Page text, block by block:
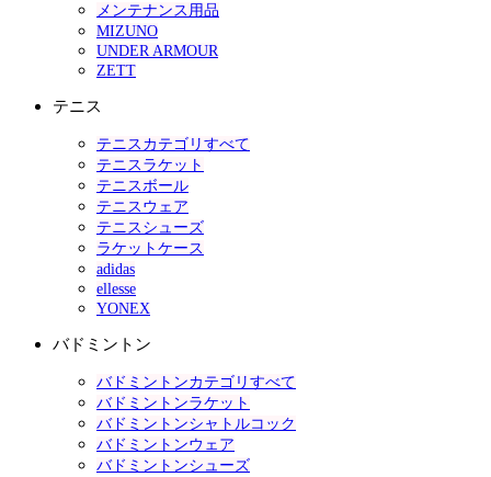
メンテナンス用品
MIZUNO
UNDER ARMOUR
ZETT
テニス
テニスカテゴリすべて
テニスラケット
テニスボール
テニスウェア
テニスシューズ
ラケットケース
adidas
ellesse
YONEX
バドミントン
バドミントンカテゴリすべて
バドミントンラケット
バドミントンシャトルコック
バドミントンウェア
バドミントンシューズ